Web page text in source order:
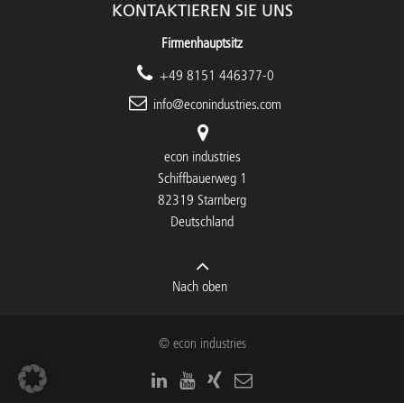
KONTAKTIEREN SIE UNS
Firmenhauptsitz
+49 8151 446377-0
info@econindustries.com
econ industries
Schiffbauerweg 1
82319 Starnberg
Deutschland
Nach oben
© econ industries